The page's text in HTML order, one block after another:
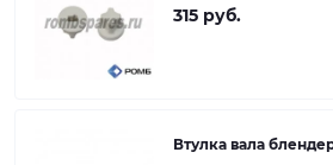
315 руб.
Втулка вала